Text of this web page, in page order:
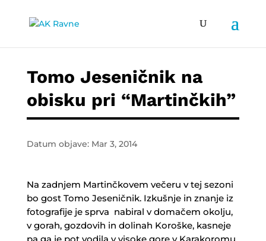
Tomo Jeseničnik na
obisku pri “Martinčkih”
Datum objave: Mar 3, 2014
Na zadnjem Martinčkovem večeru v tej sezoni
bo gost Tomo Jeseničnik. Izkušnje in znanje iz
fotografije je sprva nabiral v domačem okolju,
v gorah, gozdovih in dolinah Koroške, kasneje